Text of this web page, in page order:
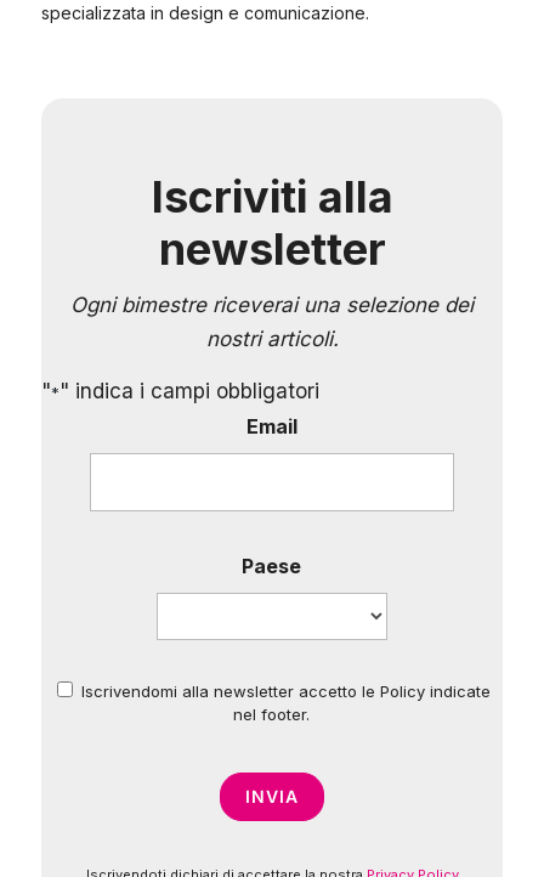
specializzata in design e comunicazione.
Iscriviti alla
newsletter
Ogni bimestre riceverai una selezione dei
nostri articoli.
"*" indica i campi obbligatori
Email
Paese
*
Iscrivendomi alla newsletter accetto le Policy indicate
nel footer.